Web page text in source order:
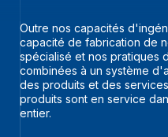
Outre nos capacités
capacité de fabrication de
spécialisé et nos pratiques
combinées à un système
des produits et des
produits sont en service
entier.